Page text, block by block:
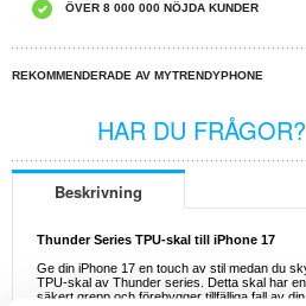
ÖVER 8 000 000 NÖJDA KUNDER
REKOMMENDERADE AV MYTRENDYPHONE
HAR DU FRÅGOR?
Beskrivning
Thunder Series TPU-skal till iPhone 17
Ge din iPhone 17 en touch av stil medan du
TPU-skal av Thunder series. Detta skal har
säkert grepp och förebygger tillfälliga fall av